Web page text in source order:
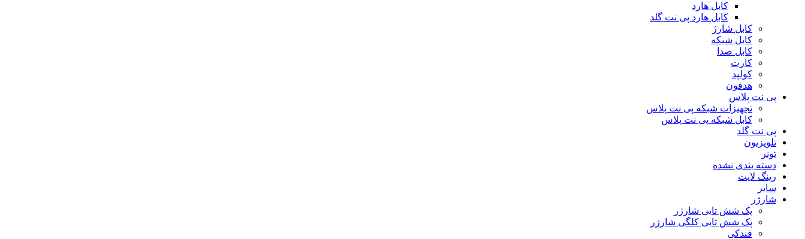
کابل هارد
کابل هارد پی نت گلد
کابل شارژ
کابل شبکه
کابل صدا
کارت
کولپد
هدفون
پی نت پلاس
تجهیزات شبکه پی نت پلاس
کابل شبکه پی نت پلاس
پی نت گلد
تلویزیون
تونر
دسته بندی نشده
رینگ لایت
سایر
شارژر
پک شش تایی شارژر
پک شش تایی کلگی شارژر
فندکی